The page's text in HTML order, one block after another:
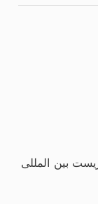
زیست بین المللی